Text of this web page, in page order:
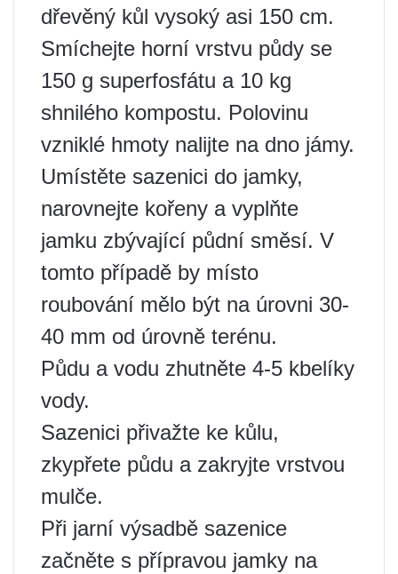
dřevěný kůl vysoký asi 150 cm.
Smíchejte horní vrstvu půdy se
150 g superfosfátu a 10 kg
shnilého kompostu. Polovinu
vzniklé hmoty nalijte na dno jámy.
Umístěte sazenici do jamky,
narovnejte kořeny a vyplňte
jamku zbývající půdní směsí. V
tomto případě by místo
roubování mělo být na úrovni 30-
40 mm od úrovně terénu.
Půdu a vodu zhutněte 4-5 kbelíky
vody.
Sazenici přivažte ke kůlu,
zkypřete půdu a zakryjte vrstvou
mulče.
Při jarní výsadbě sazenice
začněte s přípravou jamky na